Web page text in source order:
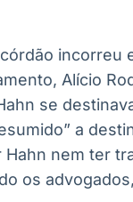
incorreu
Alício
se
a
nem ter
os